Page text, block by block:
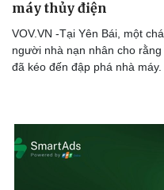
máy thủy điện
VOV.VN -Tại Yên Bái, một
người nhà nạn nhân cho
đã kéo đến đập phá nhà máy.